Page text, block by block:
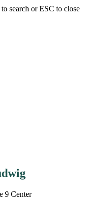
search or ESC to close
9 Center